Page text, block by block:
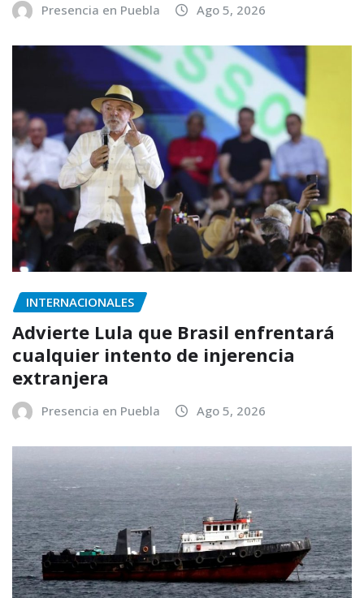
Presencia en Puebla Ago 5, 2026
INTERNACIONALES
Advierte Lula que Brasil enfrentará
cualquier intento de injerencia
extranjera
Presencia en Puebla Ago 5, 2026